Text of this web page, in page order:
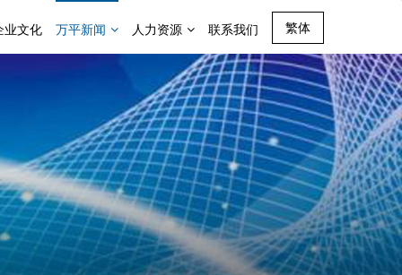
业文化 万平新闻 人力资源 联系我们 繁体